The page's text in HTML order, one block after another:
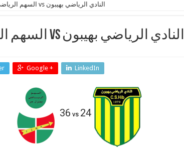
السهم الرياضي الحري‎ vs النادي الرياضي بهيبون
السهم الرياضي الحري‎ vs النادي الرياضي بهيبون
Google + LinkedIn
36 vs 24